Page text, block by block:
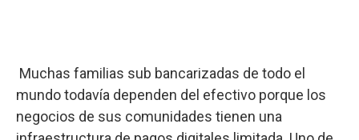
Muchas familias sub bancarizadas de todo el
mundo todavía dependen del efectivo porque los
negocios de sus comunidades tienen una